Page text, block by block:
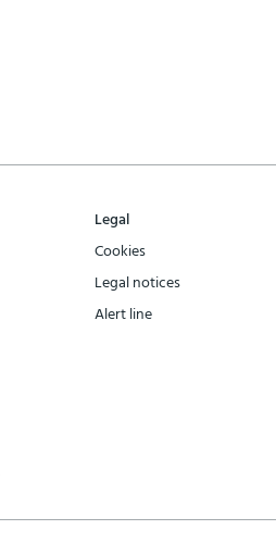
Legal
Cookies
Legal notices
Alert line